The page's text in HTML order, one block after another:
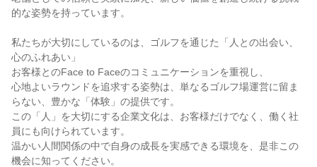
的な姿勢を持っています。
私たちが大切にしているのは、ゴルフを通じた「人との出会い、
心のふれあい」
お客様とのFace to Faceのコミュニケーションを重視し、
心地よいラウンドを追求する姿勢は、単なるゴルフ場運営に留ま
らない、豊かな「体験」の提供です。
この「人」を大切にする企業文化は、お客様だけでなく、働く社
員にも向けられています。
温かい人間関係の中で自身の成長を実感できる環境を、是非この
機会に知ってください。